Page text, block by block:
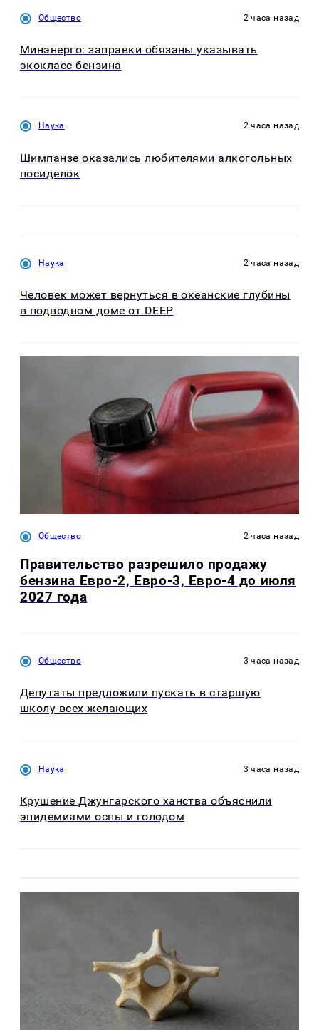
Общество 2 часа назад
Минэнерго: заправки обязаны указывать
экокласс бензина
Наука 2 часа назад
Шимпанзе оказались любителями алкогольных
посиделок
Наука 2 часа назад
Человек может вернуться в океанские глубины
в подводном доме от DEEP
Общество 2 часа назад
Правительство разрешило продажу
бензина Евро-2, Евро-3, Евро-4 до июля
2027 года
Общество 3 часа назад
Депутаты предложили пускать в старшую
школу всех желающих
Наука 3 часа назад
Крушение Джунгарского ханства объяснили
эпидемиями оспы и голодом